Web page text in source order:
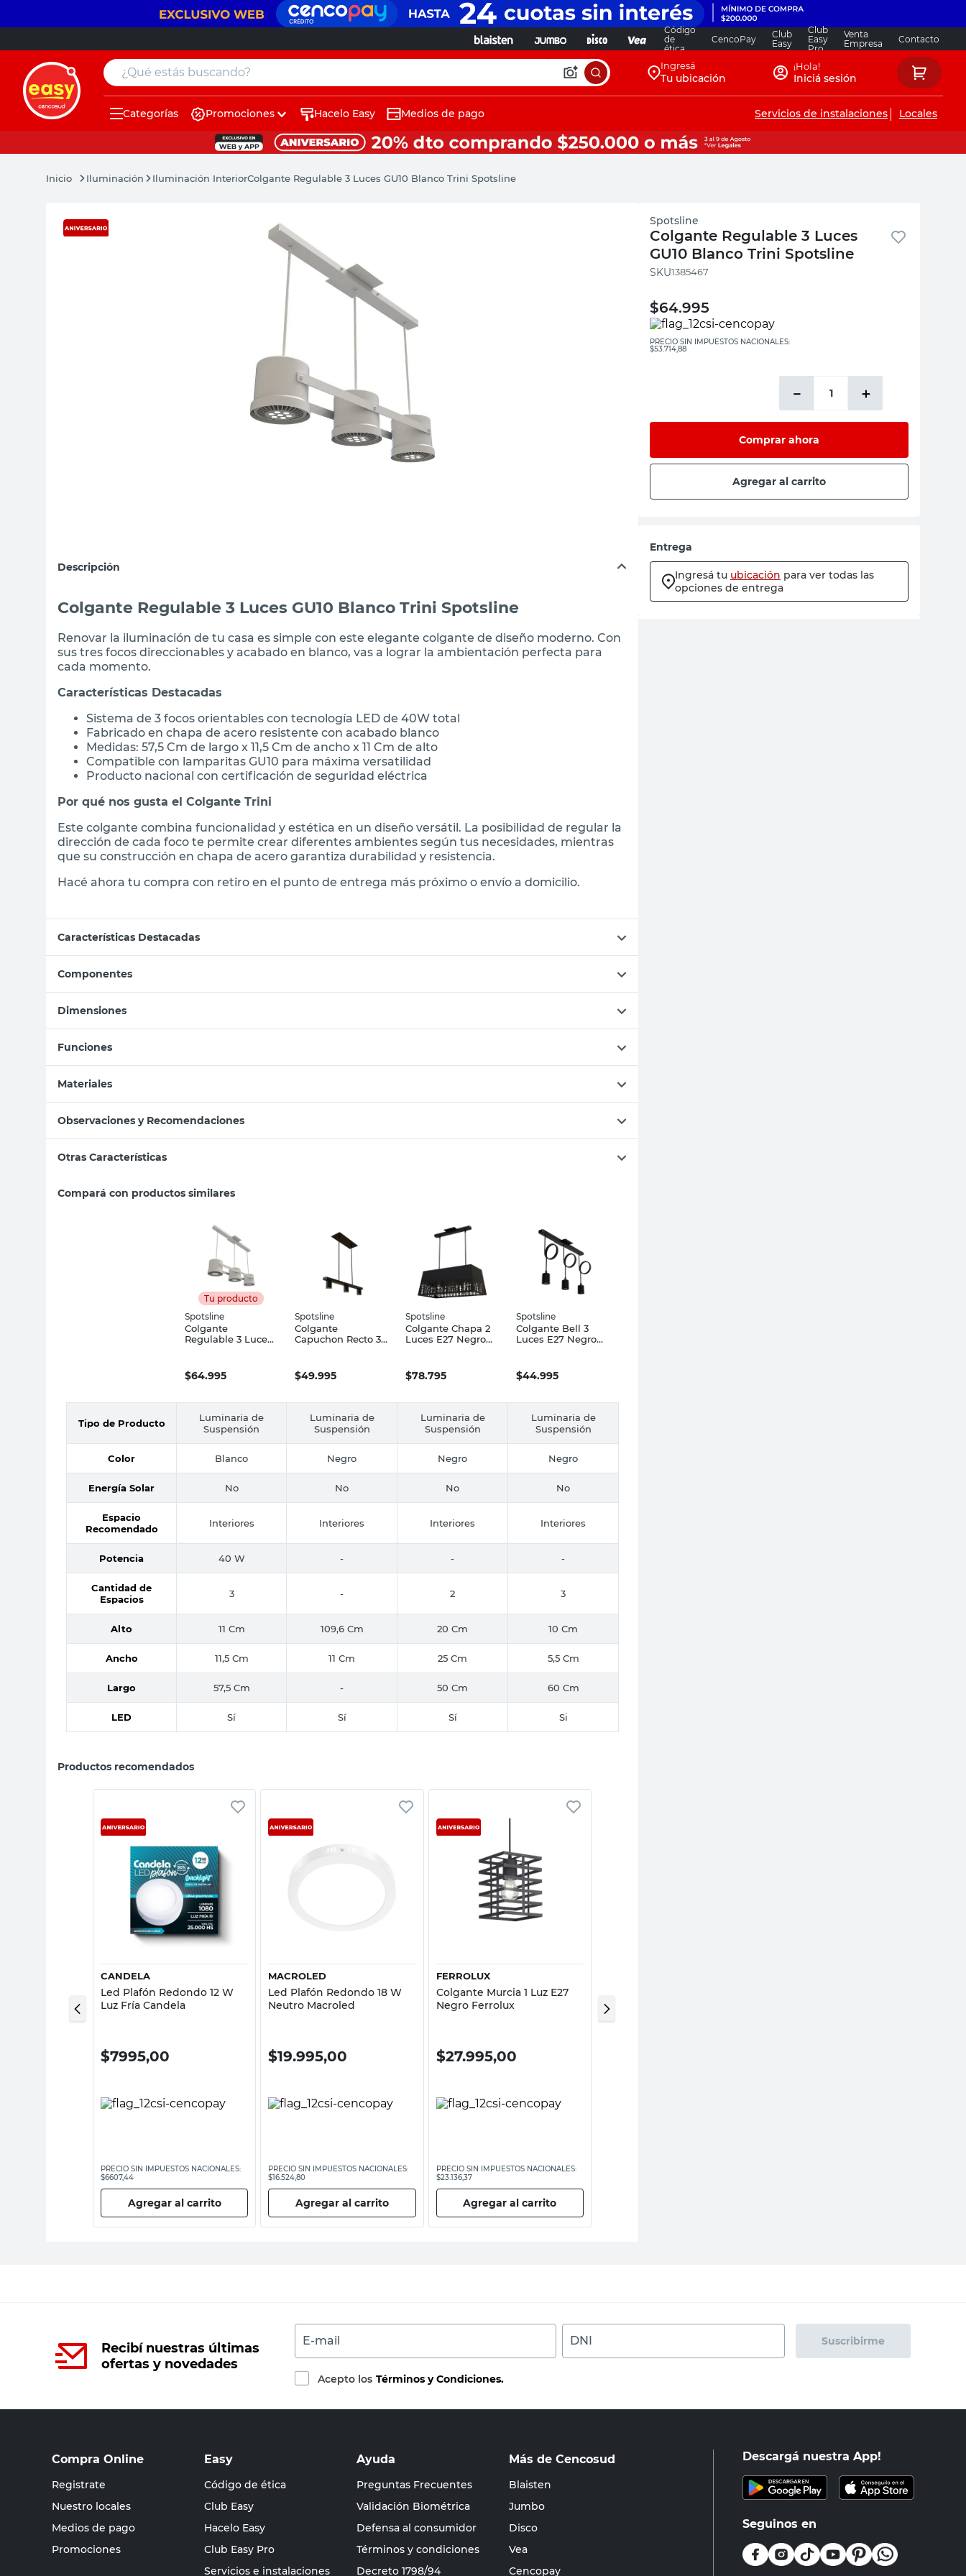
Código
de
ética
CencoPay
Club
Easy
Club
Easy
Pro
Venta
Empresa
Contacto
¿Qué estás buscando? Ingresá
Tu ubicación
¡Hola!
Iniciá sesión
Categorías Promociones Hacelo Easy Medios de pago Servicios de instalaciones Locales
Iluminación Iluminación InteriorColgante Regulable 3 Luces GU10 Blanco Trini Spotsline
Descripción
Colgante Regulable 3 Luces GU10 Blanco Trini Spotsline
Renovar la iluminación de tu casa es simple con este elegante colgante de diseño moderno. Con
sus tres focos direccionables y acabado en blanco, vas a lograr la ambientación perfecta para
cada momento.
Características Destacadas
Sistema de 3 focos orientables con tecnología LED de 40W total
Fabricado en chapa de acero resistente con acabado blanco
Medidas: 57,5 Cm de largo x 11,5 Cm de ancho x 11 Cm de alto
Compatible con lamparitas GU10 para máxima versatilidad
Producto nacional con certificación de seguridad eléctrica
Por qué nos gusta el Colgante Trini
Este colgante combina funcionalidad y estética en un diseño versátil. La posibilidad de regular la
dirección de cada foco te permite crear diferentes ambientes según tus necesidades, mientras
que su construcción en chapa de acero garantiza durabilidad y resistencia.
Hacé ahora tu compra con retiro en el punto de entrega más próximo o envío a domicilio.
Características Destacadas
Componentes
Dimensiones
Funciones
Materiales
Observaciones y Recomendaciones
Otras Características
Compará con productos similares
Tu producto
Spotsline
Colgante
Regulable 3 Luces
$64.995
Spotsline
Colgante
Capuchon Recto 3
$49.995
Spotsline
Colgante Chapa 2
Luces E27 Negro
$78.795
Spotsline
Colgante Bell 3
Luces E27 Negro
$44.995
Tipo de Producto
Luminaria de
Suspensión
Luminaria de
Suspensión
Luminaria de
Suspensión
Luminaria de
Suspensión
Color Blanco Negro Negro Negro
Energía Solar No No No No
Espacio
Recomendado
Interiores Interiores Interiores Interiores
Potencia 40 W - - -
Cantidad de
Espacios
3 - 2 3
Alto 11 Cm 109,6 Cm 20 Cm 10 Cm
Ancho 11,5 Cm 11 Cm 25 Cm 5,5 Cm
Largo 57,5 Cm - 50 Cm 60 Cm
LED Sí Sí Sí Si
Productos recomendados
Vista rápida
CANDELA
Led Plafón Redondo 12 W
Luz Fría Candela
$7995,00
PRECIO SIN IMPUESTOS NACIONALES:
$6607,44
Agregar al carrito
Vista rápida
MACROLED
Led Plafón Redondo 18 W
Neutro Macroled
$19.995,00
PRECIO SIN IMPUESTOS NACIONALES:
$16.524,80
Agregar al carrito
Vista rápida
FERROLUX
Colgante Murcia 1 Luz E27
Negro Ferrolux
$27.995,00
PRECIO SIN IMPUESTOS NACIONALES:
$23.136,37
Agregar al carrito
4 W Negro Astor 4W Bixor
Spotsline
Colgante Regulable 3 Luces
GU10 Blanco Trini Spotsline
:1385467
$64.995
PRECIO SIN IMPUESTOS NACIONALES:
$53.714,88
＋
－
Comprar ahora
Agregar al carrito
Entrega
Ingresá tu ubicación para ver todas las
opciones de entrega
Recibí nuestras últimas
ofertas y novedades
E-mail DNI Suscribirme
Acepto los Términos y Condiciones.
Compra Online
Registrate
Nuestro locales
Medios de pago
Promociones
Easy
Código de ética
Club Easy
Hacelo Easy
Club Easy Pro
Servicios e instalaciones
Ayuda
Preguntas Frecuentes
Validación Biométrica
Defensa al consumidor
Términos y condiciones
Decreto 1798/94
Más de Cencosud
Blaisten
Jumbo
Disco
Vea
Cencopay
Descargá nuestra App!
Seguinos en
muebles